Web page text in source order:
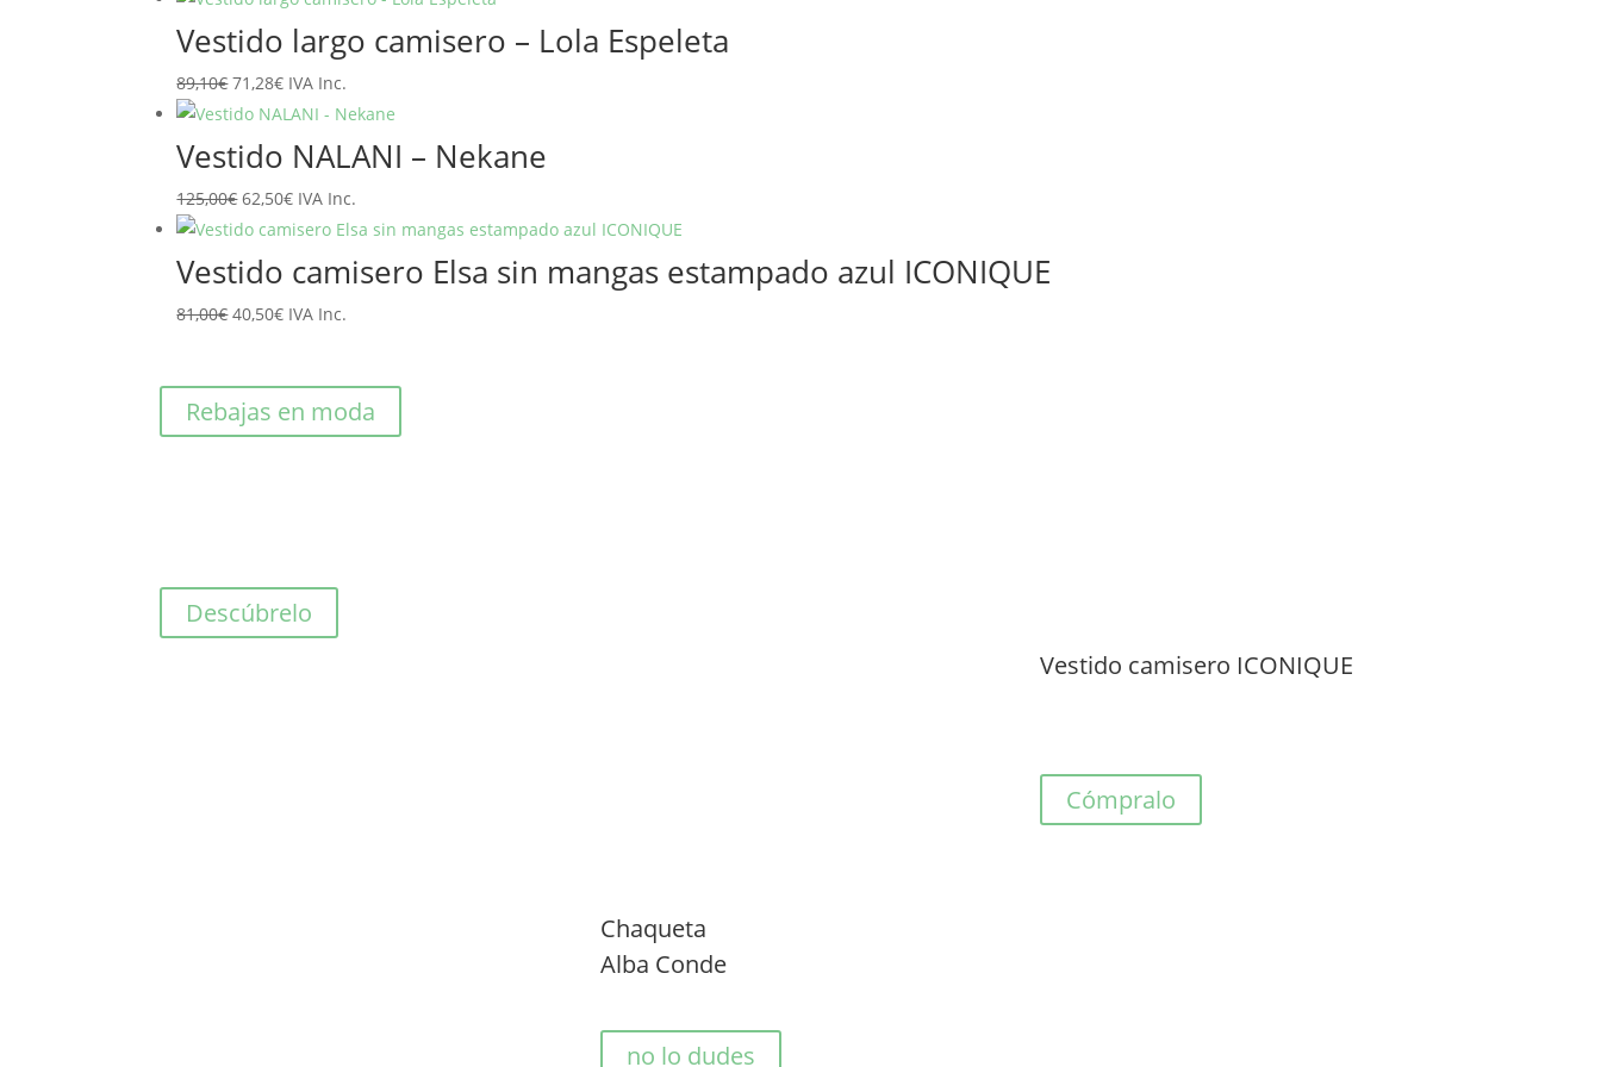
original
era:
65,95€.
actual
es:
52,76€.
Vestido largo camisero – Lola Espeleta
89,10€El
precio
original
era:
89,10€.
71,28€El
precio
actual
es:
71,28€.
IVA Inc.
Vestido NALANI – Nekane
125,00€El
precio
original
era:
125,00€.
62,50€El
precio
es:
62,50€.
IVA Inc.
Vestido camisero Elsa sin mangas estampado azul ICONIQUE
81,00€El
era:
81,00€.
40,50€El
es:
40,50€.
IVA Inc.
Rebajas en moda
Descúbrelo
Vestido camisero ICONIQUE
Cómpralo
Chaqueta
Alba Conde
no lo dudes